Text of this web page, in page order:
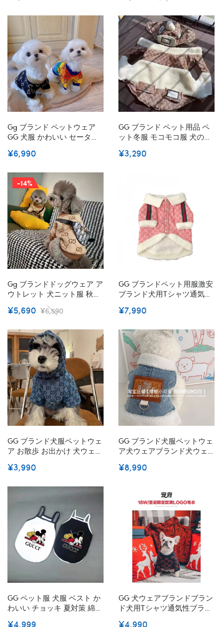
ョン カッコイイ 半袖 動く安
い 小中大型ペット
Gg ブランド ペットウェア
GG 犬服 かわいい セーター
猫の服 カラフル 秋冬服 柔ら
イ ペットグッズ 韓国系 小中
型ペット
¥6,990
GG ブランド ペット用品 ペ
ット冬服 モコモコ服 犬のジ
ドッググッズ 防風帽子 タグ
¥3,290
-14%
Gg ブランドドッグウェア ア
ウトレット 犬ニット服 秋冬
向け 防寒 暖かい ペットセー
ター 犬の服 犬服 猫服 可愛
小中大型ペット服
¥5,690 ¥6,590
GG ブランドペット用服激安
ブランド犬用tシャツ通気性
ンド犬の服かわいい
¥7,990
GG ブランド犬服ペットウェ
ア お散歩 お出かけ 犬ウェア
ンド犬用洋服パロディブラ
ランド犬の服かわいい
¥3,990
GG ブランド犬服ペットウェ
ア犬ウェアブランド犬ウェ
服春夏
¥8,990
GG ペット服 犬服 ベスト か
わいい チョッキ 夏対策 綿製
¥4,999
GG 犬ウェアブランドブラン
ド犬用tシャツ通気性ブラン
¥4,990